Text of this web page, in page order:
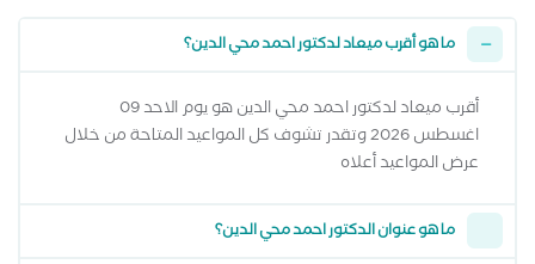
ما هو أقرب ميعاد لدكتور احمد محي الدين؟
أقرب ميعاد لدكتور احمد محي الدين هو يوم الاحد 09
اغسطس 2026 وتقدر تشوف كل المواعيد المتاحة من خلال
عرض المواعيد أعلاه
ما هو عنوان الدكتور احمد محي الدين؟